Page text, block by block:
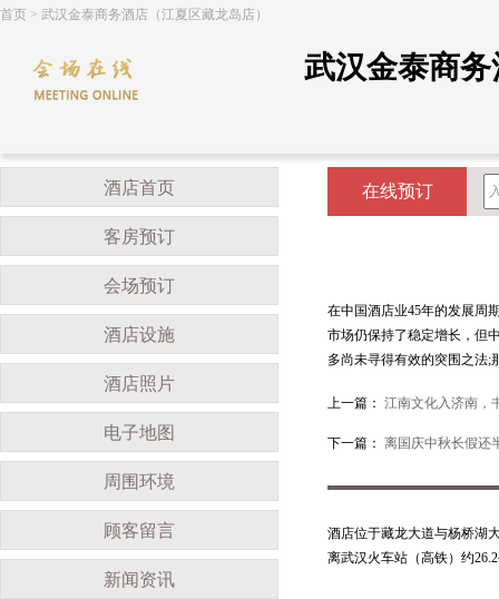
首页 > 武汉金泰商务酒店（江夏区藏龙岛店）
武汉金泰商
酒店首页
客房预订
会场预订
酒店设施
酒店照片
电子地图
周围环境
顾客留言
新闻资讯
在线预订
在中国酒店业45年的发展周
市场仍保持了稳定增长，但
多尚未寻得有效的突围之法;
上一篇： 江南文化入济南，
下一篇： 离国庆中秋长假还
酒店位于藏龙大道与杨桥湖
离武汉火车站（高铁）约